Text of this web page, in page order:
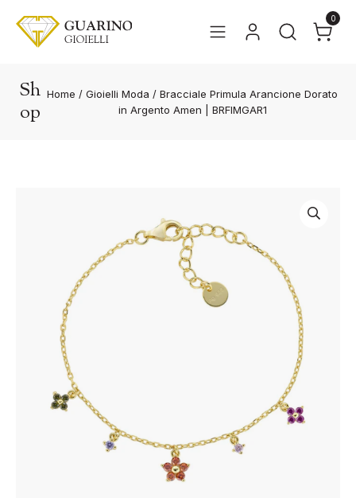
0
Sh
op
Home /Gioielli Moda /Bracciale Primula Arancione Dorato
in Argento Amen | BRFIMGAR1